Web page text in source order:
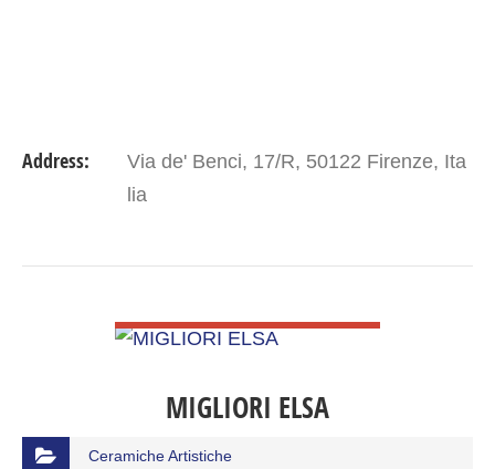
Address:
Via de' Benci, 17/R, 50122 Firenze, Ita
lia
MIGLIORI ELSA
Ceramiche Artistiche